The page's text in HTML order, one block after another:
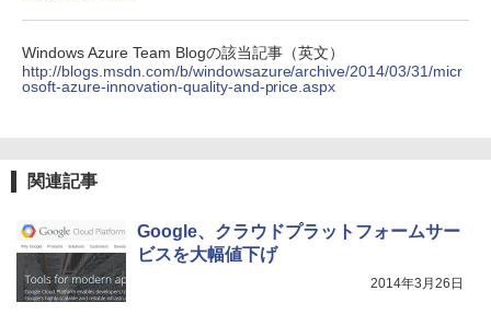
Windows Azure Team Blogの該当記事（英文）
http://blogs.msdn.com/b/windowsazure/archive/2014/03/31/micr
osoft-azure-innovation-quality-and-price.aspx
関連記事
Google、クラウドプラットフォームサー
ビスを大幅値下げ
2014年3月26日